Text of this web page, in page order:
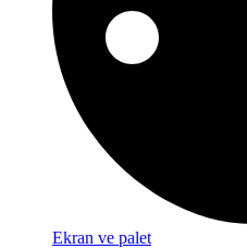
Ekran ve palet